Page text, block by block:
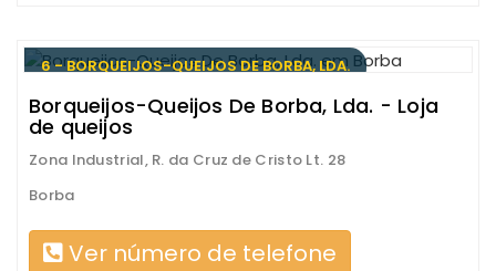
6 - BORQUEIJOS-QUEIJOS DE BORBA, LDA.
Borqueijos-Queijos De Borba, Lda. - Loja
de queijos
Zona Industrial, R. da Cruz de Cristo Lt. 28
Borba
Ver número de telefone